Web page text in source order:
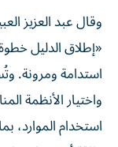
وقال عبد العزيز
«إطلاق الدليل
استدامة ومرونة.
واختيار الأنظمة
استخدام الموارد،